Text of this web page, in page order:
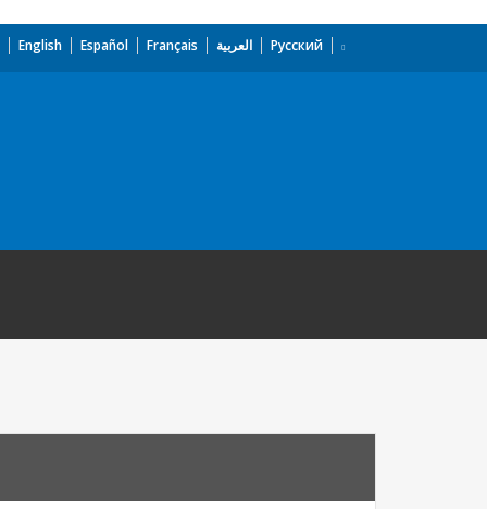
English Español Français العربية Русский